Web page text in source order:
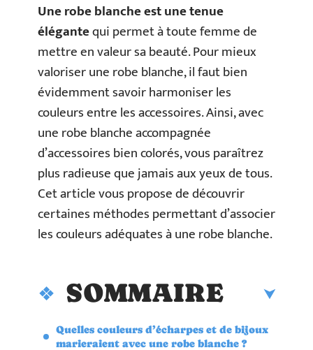
Une robe blanche est une tenue
élégantequi permet à toute femme de
mettre en valeur sa beauté. Pour mieux
valoriser une robe blanche, il faut bien
évidemment savoir harmoniser les
couleurs entre les accessoires. Ainsi, avec
une robe blanche accompagnée
d’accessoires bien colorés, vous paraîtrez
plus radieuse que jamais aux yeux de tous.
Cet article vous propose de découvrir
certaines méthodes permettant d’associer
les couleurs adéquates à une robe blanche.
SOMMAIRE
Quelles couleurs d’écharpes et de bijoux
marieraient avec une robe blanche ?